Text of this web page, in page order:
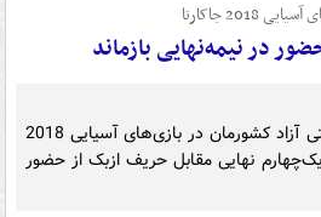
2018 جاکارتا
در نیمه‌نهایی بازماند
نماینده وزن 74 کیلوگرم کشتی آزاد کشورمان در بازی‌های آسیایی 2018
نهایی مقابل حریف ازبک از حضور